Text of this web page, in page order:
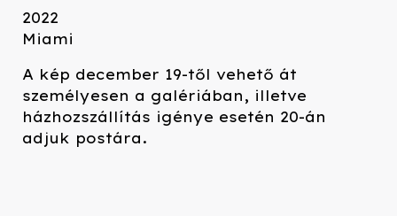
2022
Miami
A kép december 19-től vehető át
személyesen a galériában, illetve
házhozszállítás igénye esetén 20-án
adjuk postára.